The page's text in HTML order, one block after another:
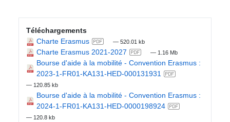
Téléchargements
Charte Erasmus
— 520.01 kb
Charte Erasmus 2021-2027 — 1.16 Mb
Bourse d'aide à la mobilité - Convention Erasmus :
2023-1-FR01-KA131-HED-000131931
— 120.85 kb
Bourse d'aide à la mobilité - Convention Erasmus :
2024-1-FR01-KA131-HED-0000198924
— 120.8 kb